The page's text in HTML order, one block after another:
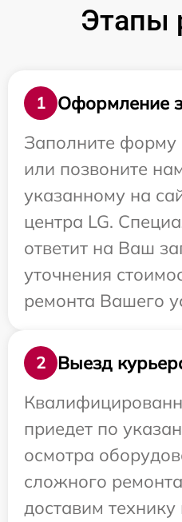
Этапы
1
Оформление
Заполните форму
или позвоните
указанному на
центра LG.
ответит на Ваш
уточнения
ремонта Вашего
2
Выезд
приедет по
осмотра
сложного
доставим технику